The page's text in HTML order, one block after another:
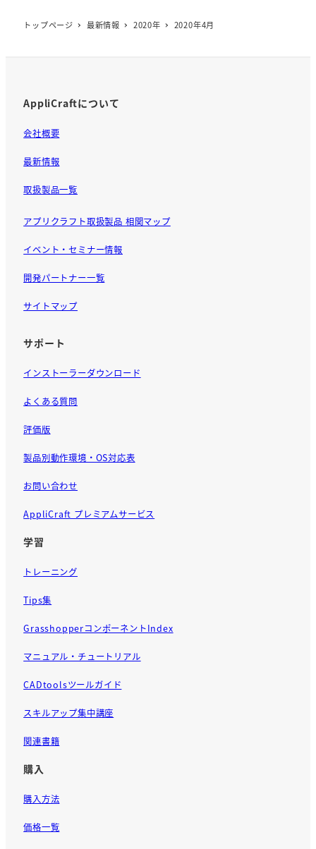
トップページ 最新情報 2020年 2020年4月
AppliCraftについて
会社概要
最新情報
取扱製品一覧
アプリクラフト取扱製品 相関マップ
イベント・セミナー情報
開発パートナー一覧
サイトマップ
サポート
インストーラーダウンロード
よくある質問
評価版
製品別動作環境・OS対応表
お問い合わせ
AppliCraft プレミアムサービス
学習
トレーニング
Tips集
GrasshopperコンポーネントIndex
マニュアル・チュートリアル
CADtoolsツールガイド
スキルアップ集中講座
関連書籍
購入
購入方法
価格一覧